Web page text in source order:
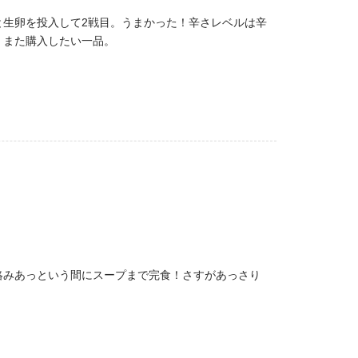
卵を投入して2戦目。うまかった！辛さレベルは辛
た購入したい一品。
あっという間にスープまで完食！さすがあっさり